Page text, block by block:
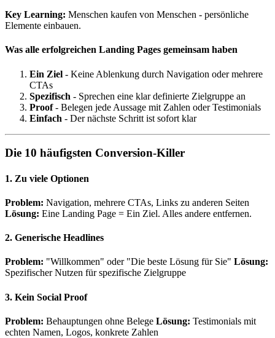
Key Learning: Menschen kaufen von Menschen - persönliche
Elemente einbauen.
Was alle erfolgreichen Landing Pages gemeinsam haben
Ein Ziel - Keine Ablenkung durch Navigation oder mehrere
CTAs
Spezifisch - Sprechen eine klar definierte Zielgruppe an
Proof- Belegen jede Aussage mit Zahlen oder Testimonials
Einfach - Der nächste Schritt ist sofort klar
Die 10 häufigsten Conversion-Killer
1. Zu viele Optionen
Problem: Navigation, mehrere CTAs, Links zu anderen Seiten
Lösung: Eine Landing Page = Ein Ziel. Alles andere entfernen.
2. Generische Headlines
Problem: "Willkommen" oder "Die beste Lösung für Sie" Lösung:
Spezifischer Nutzen für spezifische Zielgruppe
3. Kein Social Proof
Problem: Behauptungen ohne Belege Lösung: Testimonials mit
echten Namen, Logos, konkrete Zahlen